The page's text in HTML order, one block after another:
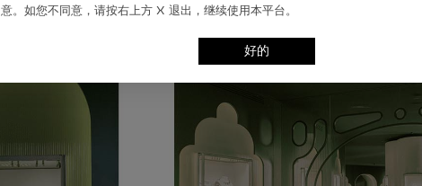
意。如您不同意，请按右上⽅ X 退出，继续使⽤本平台。
好的